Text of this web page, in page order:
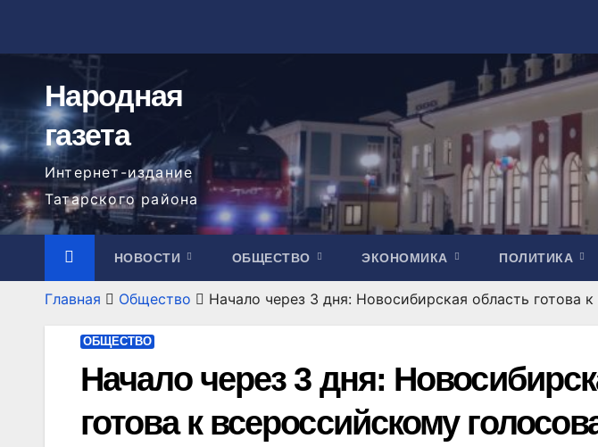
содержимому
Народная
газета
Интернет-издание
Татарского района
НОВОСТИ ОБЩЕСТВО ЭКОНОМИКА ПОЛИТИКА
Главная Общество Начало через 3 дня: Новосибирская область готова
ОБЩЕСТВО
Начало через 3 дня:
готова к всероссийскому